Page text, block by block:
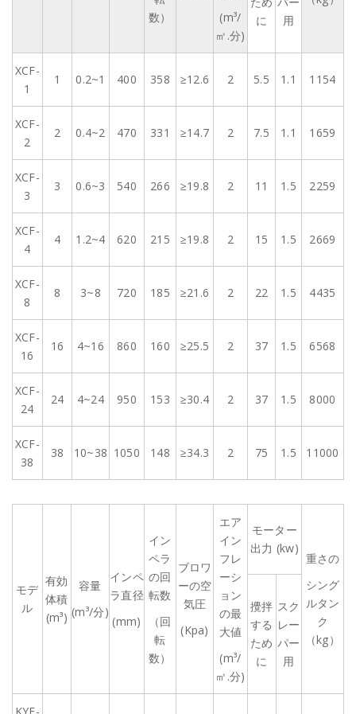
数）
(m³/
㎡.分)
に
用
XCF-
1
1 0.2~1 400 358 ≥12.6 2 5.5 1.1 1154
XCF-
2
2 0.4~2 470 331 ≥14.7 2 7.5 1.1 1659
XCF-
3
3 0.6~3 540 266 ≥19.8 2 11 1.5 2259
XCF-
4
4 1.2~4 620 215 ≥19.8 2 15 1.5 2669
XCF-
8
8 3~8 720 185 ≥21.6 2 22 1.5 4435
XCF-
16
16 4~16 860 160 ≥25.5 2 37 1.5 6568
XCF-
24
24 4~24 950 153 ≥30.4 2 37 1.5 8000
XCF-
38
38 10~38 1050 148 ≥34.3 2 75 1.5 11000
モデ
ル
有効
体積
(m³)
容量
(m³/分)
インペ
ラ直径
(mm)
イン
ペラ
の回
転数
（回
転
数）
ブロワ
ーの空
気圧
(Kpa)
エア
イン
フレ
ーシ
ョン
の最
大値
(m³/
㎡.分)
モーター
出力 (kw)
重さの
シング
ルタン
ク
（kg）
攪拌
する
ため
に
スク
レー
パー
用